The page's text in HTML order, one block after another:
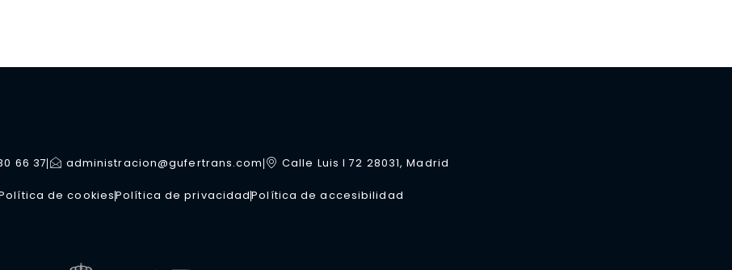
66 37 administracion@gufertrans.com Calle Luis I 72 28031, Madrid
de cookiesPolítica de privacidadPolítica de accesibilidad